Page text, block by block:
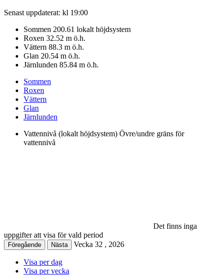
Senast uppdaterat: kl 19:00
Sommen 200.61 lokalt höjdsystem
Roxen 32.52 m ö.h.
Vättern 88.3 m ö.h.
Glan 20.54 m ö.h.
Järnlunden 85.84 m ö.h.
Sommen
Roxen
Vättern
Glan
Järnlunden
Vattennivå (lokalt höjdsystem) Övre/undre gräns för
vattennivå
Det finns inga
uppgifter att visa för vald period
Föregående Nästa Vecka 32 , 2026
Visa per dag
Visa per vecka